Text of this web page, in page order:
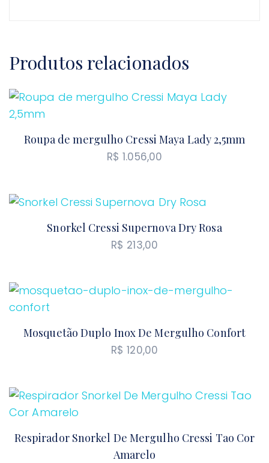
Produtos relacionados
Roupa de mergulho Cressi Maya Lady 2,5mm
R$ 1.056,00
Snorkel Cressi Supernova Dry Rosa
R$ 213,00
Mosquetão Duplo Inox De Mergulho Confort
R$ 120,00
Respirador Snorkel De Mergulho Cressi Tao Cor
Amarelo